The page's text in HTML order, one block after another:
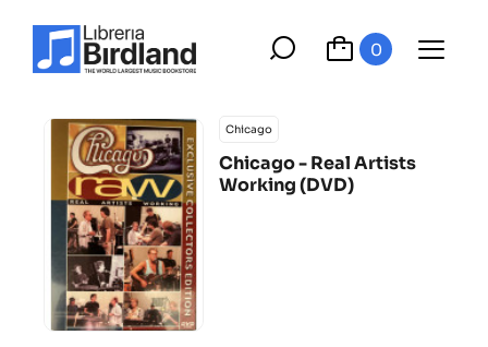
0
Chicago
Chicago - Real Artists
Working (DVD)